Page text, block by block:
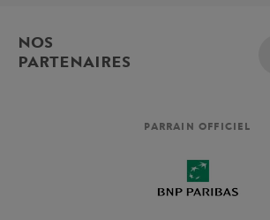
NOS
PARTENAIRES
PARRAIN OFFICIEL